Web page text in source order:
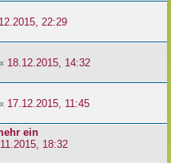
22:29
18.12.2015, 14:32
17.12.2015, 11:45
ein
18:32